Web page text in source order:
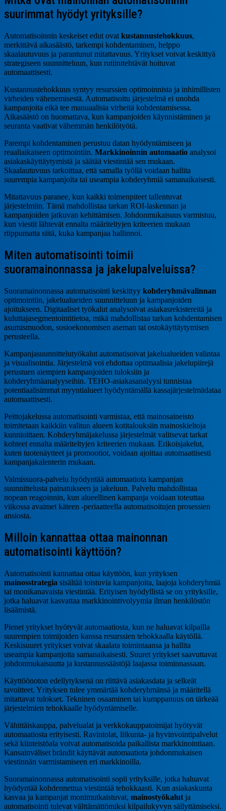
suurimmat hyödyt yrityksille?
Automatisoinnin keskeiset edut ovat kustannustehokkuus,
merkittävä aikasäästö, tarkempi kohdentaminen, helppo
skaalautuvuus ja parantunut mitattavuus. Yritykset voivat keskittyä
strategiseen suunnitteluun, kun rutiinitehtävät hoituvat
automaattisesti.
Kustannustehokkuus syntyy resurssien optimoinnista ja inhimillisten
virheiden vähenemisestä. Automatisoitu järjestelmä ei unohda
kampanjoita eikä tee manuaalisia virheitä kohdentamisessa.
Aikasäästö on huomattava, kun kampanjoiden käynnistäminen ja
seuranta vaativat vähemmän henkilötyötä.
Parempi kohdentaminen perustuu datan hyödyntämiseen ja
reaaliaikaiseen optimointiin. Markkinoinnin automaatio analysoi
asiakaskäyttäytymistä ja säätää viestintää sen mukaan.
Skaalautuvuus tarkoittaa, että samalla työllä voidaan hallita
suurempia kampanjoita tai useampia kohderyhmiä samanaikaisesti.
Mitattavuus paranee, kun kaikki toimenpiteet tallentuvat
järjestelmiin. Tämä mahdollistaa tarkan ROI-laskennan ja
kampanjoiden jatkuvan kehittämisen. Johdonmukaisuus varmistuu,
kun viestit lähtevät ennalta määriteltyjen kriteerien mukaan
riippumatta siitä, kuka kampanjaa hallinnoi.
Miten automatisointi toimii
suoramainonnassa ja jakelupalveluissa?
Suoramainonnassa automatisointi keskittyy kohderyhmävalinnan
optimointiin, jakelualueiden suunnitteluun ja kampanjoiden
ajoitukseen. Digitaaliset työkalut analysoivat asiakasrekistereitä ja
kuluttajasegmentointitietoa, mikä mahdollistaa tarkan kohdentamisen
asumismuodon, sosioekonomisen aseman tai ostokäyttäytymisen
perusteella.
Kampanjasuunnittelutyökalut automatisoivat jakelualueiden valintaa
ja visualisointia. Järjestelmä voi ehdottaa optimaalisia jakelupiirejä
perustuen aiempien kampanjoiden tuloksiin ja
kohderyhmäanalyyseihin. TEHO-asiakasanalyysi tunnistaa
potentiaalisimmat myyntialueet hyödyntämällä kassajärjestelmädataa
automaattisesti.
Peittojakelussa automatisointi varmistaa, että mainosaineisto
toimitetaan kaikkiin valitun alueen kotitalouksiin mainoskieltoja
kunnioittaen. Kohderyhmäjakelussa järjestelmät valitsevat tarkat
kohteet ennalta määriteltyjen kriteerien mukaan. Erikoisjakelut,
kuten tuotenäytteet ja promootiot, voidaan ajoittaa automaattisesti
kampanjakalenterin mukaan.
Valmissuora-palvelu hyödyntää automaatiota kampanjan
suunnittelusta painatukseen ja jakeluun. Palvelu mahdollistaa
nopean reagoinnin, kun alueellinen kampanja voidaan toteuttaa
viikossa avaimet käteen -periaatteella automatisoitujen prosessien
ansiosta.
Milloin kannattaa ottaa mainonnan
automatisointi käyttöön?
Automatisointi kannattaa ottaa käyttöön, kun yrityksen
mainosstrategia sisältää toistuvia kampanjoita, laajoja kohderyhmiä
tai monikanavaista viestintää. Erityisen hyödyllistä se on yrityksille,
jotka haluavat kasvattaa markkinointivolyymia ilman henkilöstön
lisäämistä.
Pienet yritykset hyötyvät automaatiosta, kun ne haluavat kilpailla
suurempien toimijoiden kanssa resurssien tehokkaalla käytöllä.
Keskisuuret yritykset voivat skaalata toimintaansa ja hallita
useampia kampanjoita samanaikaisesti. Suuret yritykset saavuttavat
johdonmukaisuutta ja kustannussäästöjä laajassa toiminnassaan.
Käyttöönoton edellytyksenä on riittävä asiakasdata ja selkeät
tavoitteet. Yrityksen tulee ymmärtää kohderyhmänsä ja määritellä
mitattavat tulokset. Tekninen osaaminen tai kumppanuus on tärkeää
järjestelmien tehokkaalle hyödyntämiselle.
Vähittäiskauppa, palvelualat ja verkkokauppatoimijat hyötyvät
automaatiosta erityisesti. Ravintolat, liikunta- ja hyvinvointipalvelut
sekä kiinteistöala voivat automatisoida paikallista markkinointiaan.
Kansainväliset brändit käyttävät automaatiota johdonmukaisen
viestinnän varmistamiseen eri markkinoilla.
Suoramainonnassa automatisointi sopii yrityksille, jotka haluavat
hyödyntää kohdennettua viestintää tehokkaasti. Kun asiakaskunta
kasvaa ja kampanjat monimutkaistuvat, mainostyökalut ja
automatisointi tulevat välttämättömiksi kilpailukyvyn säilyttämiseksi.